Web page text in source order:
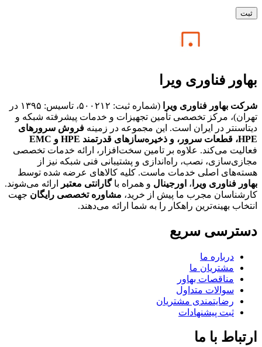
بهاور فناوری ویرا
شرکت بهاور فناوری ویرا
(شماره ثبت: ۵۰۰۲۱۲، تاسیس: ۱۳۹۵ در
تهران)، مرکز تخصصی تأمین تجهیزات و خدمات پیشرفته شبکه و
دیتاسنتر در ایران است. این مجموعه در زمینه فروش سرورهای
HPE، قطعات سرور، و ذخیره‌سازهای قدرتمند HPE و EMC
فعالیت می‌کند. علاوه بر تامین سخت‌افزار، ارائه خدمات تخصصی
مجازی‌سازی، نصب، راه‌اندازی و پشتیبانی فنی شبکه نیز از
هسته‌های اصلی خدمات ماست. کلیه کالاهای عرضه شده توسط
بهاور فناوری ویرا ، اورجینال و همراه باگارانتی معتبر
ارائه می‌شوند.
کارشناسان مجرب ما پیش از خرید، مشاوره تخصصی رایگان جهت
انتخاب بهینه‌ترین راهکار را به شما ارائه می‌دهند.
دسترسی سریع
درباره ما
مشتریان ما
مناقصات بهاور
سوالات متداول
رضایتمندی مشتریان
ثبت پیشنهادات
ارتباط با ما